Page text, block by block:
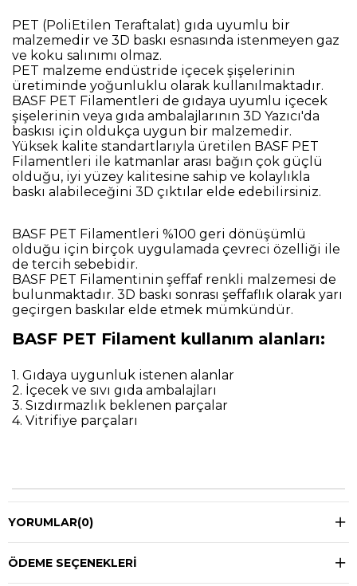
PET (PoliEtilen Teraftalat) gıda uyumlu bir
malzemedir ve 3D baskı esnasında istenmeyen gaz
ve koku salınımı olmaz.
PET malzeme endüstride içecek şişelerinin
üretiminde yoğunluklu olarak kullanılmaktadır.
BASF PET Filamentleri de gıdaya uyumlu içecek
şişelerinin veya gıda ambalajlarının 3D Yazıcı'da
baskısı için oldukça uygun bir malzemedir.
Yüksek kalite standartlarıyla üretilen BASF PET
Filamentleri ile katmanlar arası bağın çok güçlü
olduğu, iyi yüzey kalitesine sahip ve kolaylıkla
baskı alabileceğini 3D çıktılar elde edebilirsiniz.
BASF PET Filamentleri %100 geri dönüşümlü
olduğu için birçok uygulamada çevreci özelliği ile
de tercih sebebidir.
BASF PET Filamentinin şeffaf renkli malzemesi de
bulunmaktadır. 3D baskı sonrası şeffaflık olarak yarı
geçirgen baskılar elde etmek mümkündür.
BASF PET Filament kullanım alanları:
1. Gıdaya uygunluk istenen alanlar
2. İçecek ve sıvı gıda ambalajları
3. Sızdırmazlık beklenen parçalar
4. Vitrifiye parçaları
YORUMLAR(0)
ÖDEME SEÇENEKLERI